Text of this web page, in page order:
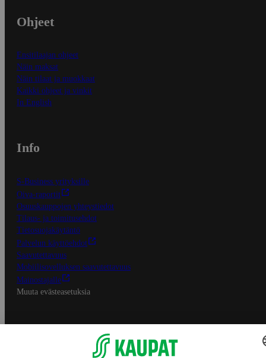
Ohjeet
Ensitilaajan ohjeet
Näin maksat
Näin tilaat ja muokkaat
Kaikki ohjeet ja vinkit
In English
Info
S-Business yrityksille
Oiva-raportit
Osuuskauppojen yhteystiedot
Tilaus- ja toimitusehdot
Tietosuojakäytäntö
Palvelun käyttöehdot
Saavutettavuus
Mobiilisovelluksen saavutettavuus
Mainostajalle
Muuta evästeasetuksia
S-ryhmän palvelut